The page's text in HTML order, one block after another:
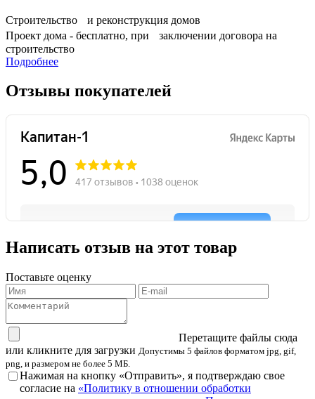
Строительство и реконструкция домов
Проект дома - бесплатно, при заключении договора на
строительство
Подробнее
Отзывы покупателей
Написать отзыв на этот товар
Поставьте оценку
Перетащите файлы сюда
или кликните для загрузки Допустимы 5 файлов форматом jpg, gif,
png, и размером не более 5 МБ.
Нажимая на кнопку «Отправить», я подтверждаю свое
согласие на «Политику в отношении обработки